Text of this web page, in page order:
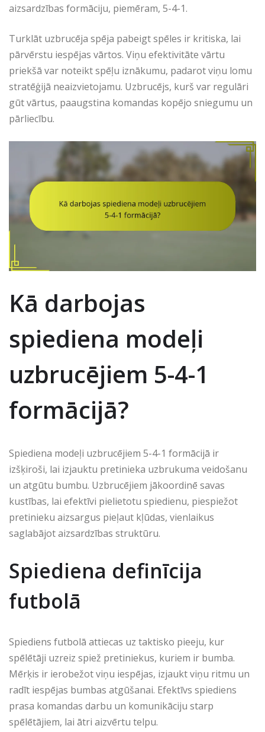
aizsardzības formāciju, piemēram, 5-4-1.
Turklāt uzbrucēja spēja pabeigt spēles ir kritiska, lai
pārvērstu iespējas vārtos. Viņu efektivitāte vārtu
priekšā var noteikt spēļu iznākumu, padarot viņu lomu
stratēģijā neaizvietojamu. Uzbrucējs, kurš var regulāri
gūt vārtus, paaugstina komandas kopējo sniegumu un
pārliecību.
Kā darbojas
spiediena modeļi
uzbrucējiem 5-4-1
formācijā?
Spiediena modeļi uzbrucējiem 5-4-1 formācijā ir
izšķiroši, lai izjauktu pretinieka uzbrukuma veidošanu
un atgūtu bumbu. Uzbrucējiem jākoordinē savas
kustības, lai efektīvi pielietotu spiedienu, piespiežot
pretinieku aizsargus pieļaut kļūdas, vienlaikus
saglabājot aizsardzības struktūru.
Spiediena definīcija
futbolā
Spiediens futbolā attiecas uz taktisko pieeju, kur
spēlētāji uzreiz spiež pretiniekus, kuriem ir bumba.
Mērķis ir ierobežot viņu iespējas, izjaukt viņu ritmu un
radīt iespējas bumbas atgūšanai. Efektīvs spiediens
prasa komandas darbu un komunikāciju starp
spēlētājiem, lai ātri aizvērtu telpu.